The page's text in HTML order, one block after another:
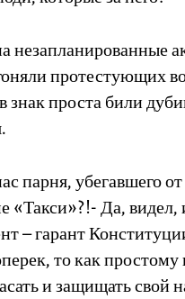
незапланированные
протестующих
проста били
парня, убегавшего
«Такси»?!- Да, видел,
– гарант
то как
и защищать свой